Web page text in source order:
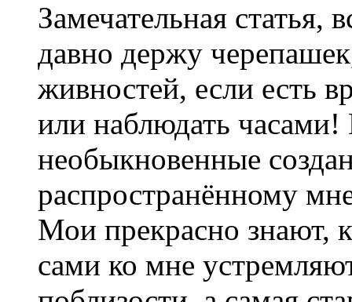
Замечательная статья,
давно держу
живностей, если есть
или наблюдать
необыкновенные
распространённому
Мои прекрасно знают,
сами ко мне